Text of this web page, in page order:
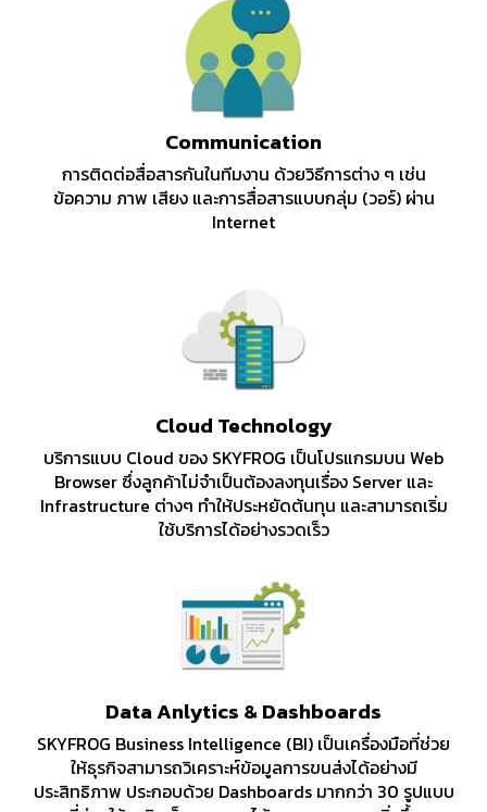
Communication
การติดต่อสื่อสารกันในทีมงาน ด้วยวิธีการต่าง ๆ เช่น
ข้อความ ภาพ เสียง และการสื่อสารแบบกลุ่ม (วอร์) ผ่าน
Internet
Cloud Technology
บริการแบบ Cloud ของ SKYFROG เป็นโปรแกรมบน Web
Browser ซึ่งลูกค้าไม่จำเป็นต้องลงทุนเรื่อง Server และ
Infrastructure ต่างๆ ทำให้ประหยัดต้นทุน และสามารถเริ่ม
ใช้บริการได้อย่างรวดเร็ว
Data Anlytics & Dashboards
SKYFROG Business Intelligence (BI) เป็นเครื่องมือที่ช่วย
ให้ธุรกิจสามารถวิเคราะห์ข้อมูลการขนส่งได้อย่างมี
ประสิทธิภาพ ประกอบด้วย Dashboards มากกว่า 30 รูปแบบ